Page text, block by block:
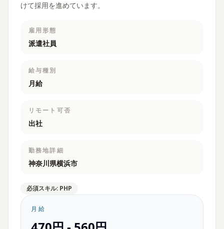
けて採用を進めています。
雇用形態
派遣社員
給与種別
月給
リモート可否
出社
勤務地詳細
神奈川県横浜市
必須スキル: PHP
月給